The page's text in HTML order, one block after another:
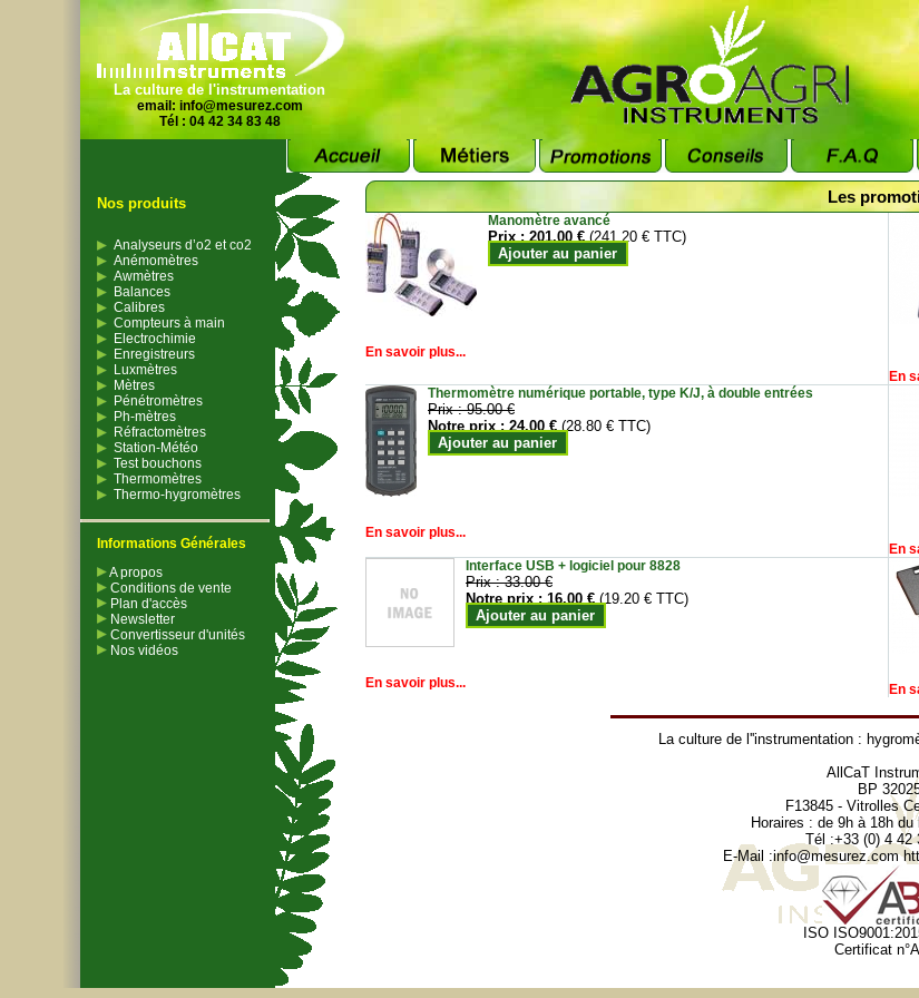
La culture de l'instrumentation
email: info@mesurez.com
Tél : 04 42 34 83 48
Nos produits
Analyseurs d’o2 et co2
Anémomètres
Awmètres
Balances
Calibres
Compteurs à main
Electrochimie
Enregistreurs
Luxmètres
Mètres
Pénétromètres
Ph-mètres
Réfractomètres
Station-Météo
Test bouchons
Thermomètres
Thermo-hygromètres
Informations Générales
A propos
Conditions de vente
Plan d'accès
Newsletter
Convertisseur d'unités
Nos vidéos
Les
Manomètre avancé
Prix :201.00 € (241.20 € TTC)
Ajouter au panier
En savoir plus...
En
Thermomètre numérique portable, type K/J, à double entrées
Prix :95.00 €
Notre prix :24.00 € (28.80 € TTC)
Ajouter au panier
En savoir plus...
En
Interface USB + logiciel pour 8828
Prix :33.00 €
Notre prix :16.00 € (19.20 € TTC)
Ajouter au panier
En savoir plus... En
La culture de l''instrumentation :
AllCaT
BP
F13845 - Vitrolles
Horaires : de 9h à 18h du
Tél :+33 (0) 4 42
E-Mail :info@mesurez.com
ISO
Certificat